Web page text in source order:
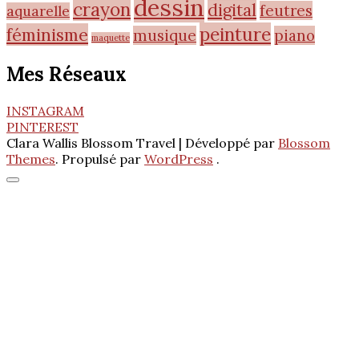
aquarelle crayondessin digitalfeutres
féminisme maquette musique peinturepiano
Mes Réseaux
INSTAGRAM
PINTEREST
Clara Wallis Blossom Travel | Développé par Blossom
Themes. Propulsé par WordPress .